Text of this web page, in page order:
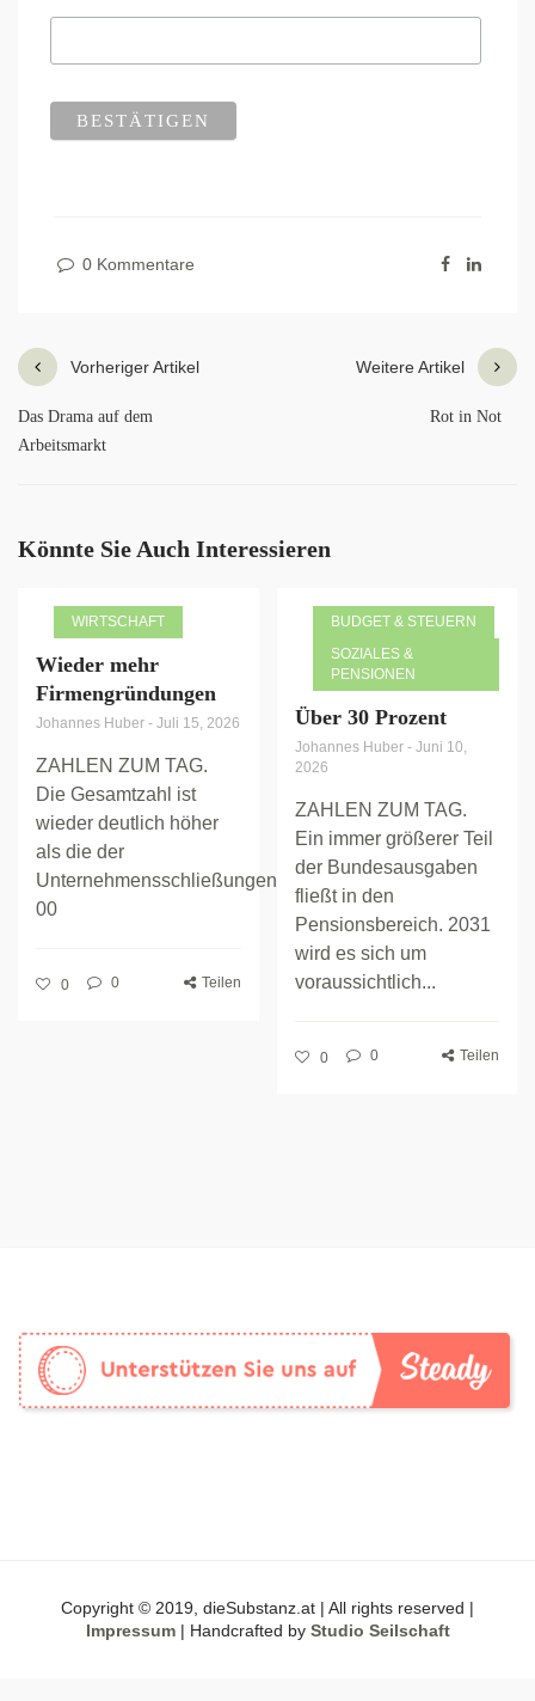
0 Kommentare
Vorheriger Artikel
Das Drama auf dem
Arbeitsmarkt
Weitere Artikel
Rot in Not
Könnte Sie Auch Interessieren
WIRTSCHAFT
Wieder mehr
Firmengründungen
Johannes Huber - Juli 15, 2026
ZAHLEN ZUM TAG.
Die Gesamtzahl ist
wieder deutlich höher
als die der
Unternehmensschließungen.
00
0 0 Teilen
BUDGET & STEUERN
SOZIALES &
PENSIONEN
Über 30 Prozent
Johannes Huber - Juni 10,
2026
ZAHLEN ZUM TAG.
Ein immer größerer Teil
der Bundesausgaben
fließt in den
Pensionsbereich. 2031
wird es sich um
voraussichtlich...
0 0 Teilen
Copyright © 2019, dieSubstanz.at | All rights reserved |
Impressum| Handcrafted by Studio Seilschaft